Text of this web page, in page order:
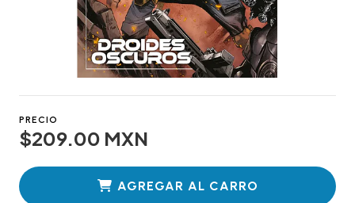
PRECIO
$209.00 MXN
AGREGAR AL CARRO